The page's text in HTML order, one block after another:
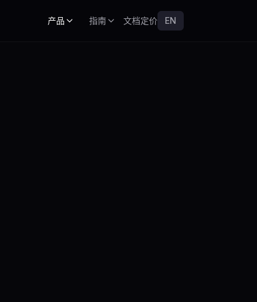
产品 指南 文档定价 EN